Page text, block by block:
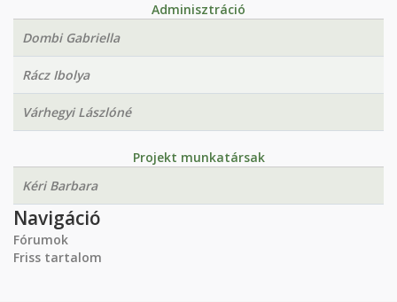
Adminisztráció
Dombi Gabriella
Rácz Ibolya
Várhegyi Lászlóné
Projekt munkatársak
Kéri Barbara
Navigáció
Fórumok
Friss tartalom